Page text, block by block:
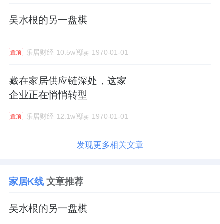
吴水根的另一盘棋
置顶 乐居财经 10.5w阅读 1970-01-01
藏在家居供应链深处，这家
企业正在悄悄转型
置顶 乐居财经 12.1w阅读 1970-01-01
发现更多相关文章
家居K线文章推荐
吴水根的另一盘棋